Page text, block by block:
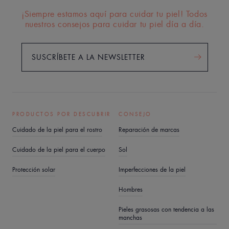
cuidado. Nuestros desmaquillantes de ojos están
diseñados para respetar la fragilidad de esta zona del
El último paso esencial para una limpieza suave es una
limpiador o la espuma limpiadora, elimina con suavidad
el cloro y la cal del agua del grifo gracias a sus
Hidratar la piel a diario
• Proteger la piel de las agresiones externas
¡Siempre estamos aquí para cuidar tu piel! Todos
nuestros consejos para cuidar tu piel día a día.
SUSCRÍBETE A LA NEWSLETTER
PRODUCTOS POR DESCUBRIR
Cuidado de la piel para el rostro
Cuidado de la piel para el cuerpo
Protección solar
CONSEJO
Reparación de marcas
Sol
Imperfecciones de la piel
Hombres
Pieles grasosas con tendencia a las
manchas